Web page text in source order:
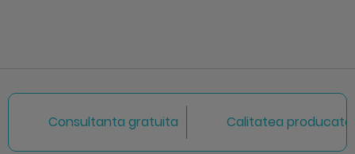
Consultanta gratuita Calitatea